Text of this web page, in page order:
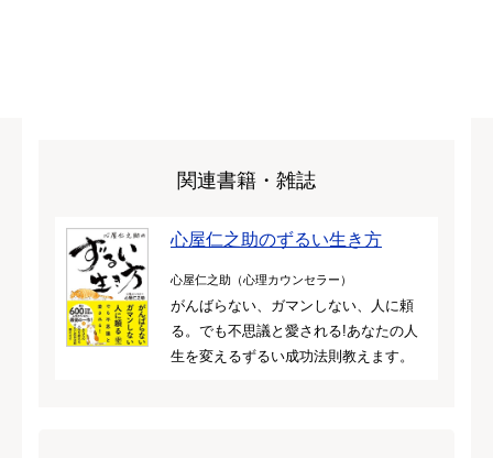
関連書籍・雑誌
心屋仁之助のずるい生き方
心屋仁之助（心理カウンセラー）
がんばらない、ガマンしない、人に頼
る。でも不思議と愛される!あなたの人
生を変えるずるい成功法則教えます。